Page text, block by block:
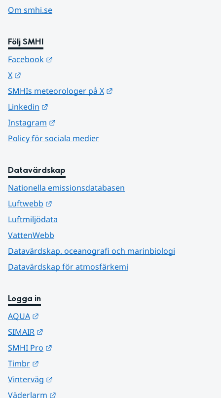
Om smhi.se
Följ SMHI
Facebook
X
SMHIs meteorologer på X
Linkedin
Instagram
Policy för sociala medier
Datavärdskap
Nationella emissionsdatabasen
Luftwebb
Luftmiljödata
VattenWebb
Datavärdskap, oceanografi och marinbiologi
Datavärdskap för atmosfärkemi
Logga in
AQUA
SIMAIR
SMHI Pro
Timbr
Vinterväg
Väderlarm